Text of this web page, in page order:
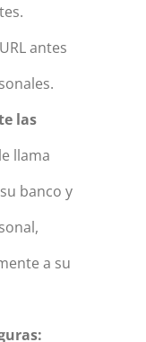
antes
las
llama
banco y
a su